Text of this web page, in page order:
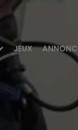
JEUX